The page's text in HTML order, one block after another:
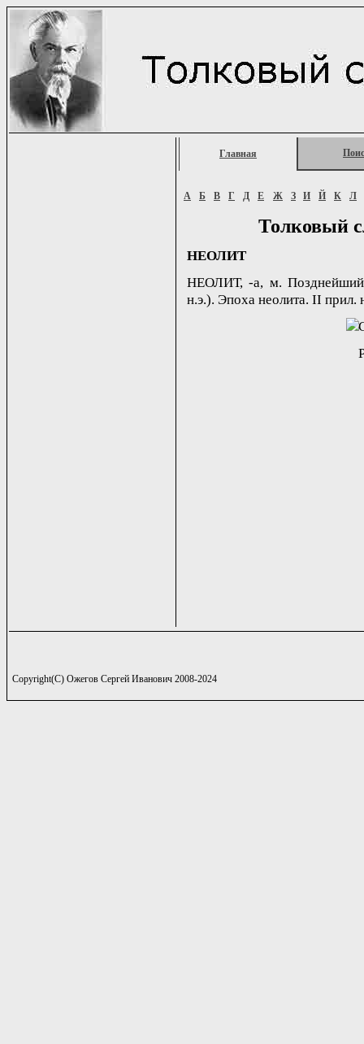
Главная
А Б В Г Д Е Ж З И Й К Л
Толковый
НЕОЛИТ
НЕОЛИТ, -а, м. Позднейший
н.э.). Эпоха неолита. II прил.
Copyright(C) Ожегов Сергей Иванович 2008-2024